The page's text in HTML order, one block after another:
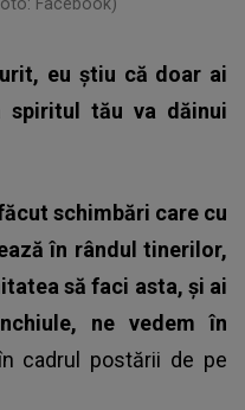
eu știu că doar ai
tău va dăinui
schimbări care cu
în rândul tinerilor,
să faci asta, și ai
ne vedem în
cadrul postării de pe